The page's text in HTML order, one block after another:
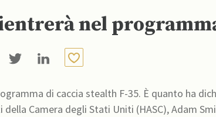
nel
di caccia stealth F-35. È quanto ha
Camera degli Stati Uniti (HASC), Adam